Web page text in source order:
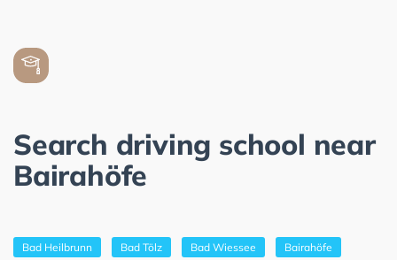
Search driving school near
Bairahöfe
Bad Heilbrunn Bad Tölz Bad Wiessee Bairahöfe